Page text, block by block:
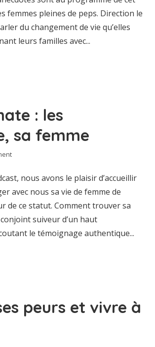
femmes pleines de peps. Direction le
du changement de vie qu’elles
leurs familles avec...
: les
sa femme
nous avons le plaisir d’accueillir
avec nous sa vie de femme de
de ce statut. Comment trouver sa
suiveur d’un haut
le témoignage authentique...
peurs et vivre à